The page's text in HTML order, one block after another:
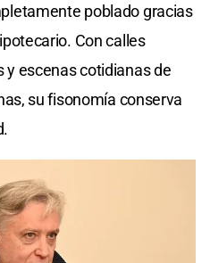
poblado gracias
Con calles
y escenas cotidianas de
su fisonomía conserva